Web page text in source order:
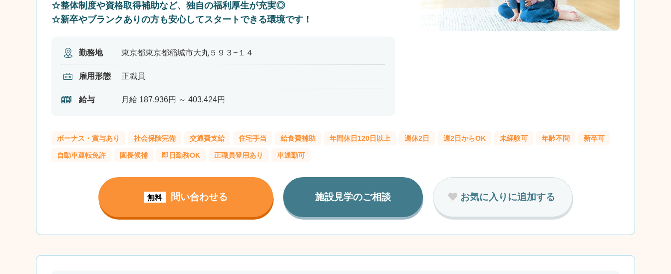
☆整体制度や資格取得補助など、独自の福利厚生が充実◎
☆新卒やブランクありの方も安心してスタートできる環境です！
勤務地 東京都東京都稲城市大丸５９３−１４
雇用形態 正職員
給与 月給 187,936円 ～ 403,424円
ボーナス・賞与あり 社会保険完備 交通費支給 住宅手当 給食費補助 年間休日120日以上 週休2日 週2日からOK 未経験可 年齢不問 新卒可
自動車運転免許 園長候補 即日勤務OK 正職員登用あり 車通勤可
無料 問い合わせる 施設見学のご相談 お気に入りに追加する